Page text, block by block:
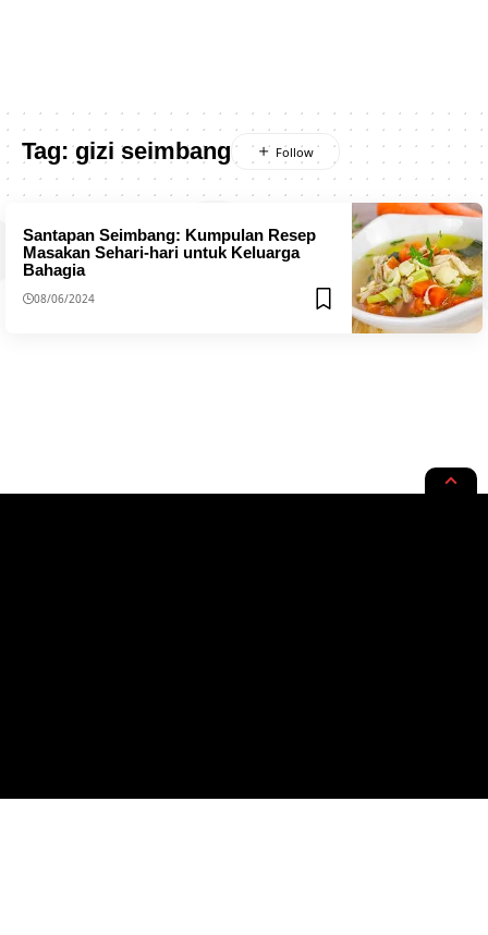
Tag:gizi seimbang
Santapan Seimbang: Kumpulan Resep
Masakan Sehari-hari untuk Keluarga
Bahagia
08/06/2024